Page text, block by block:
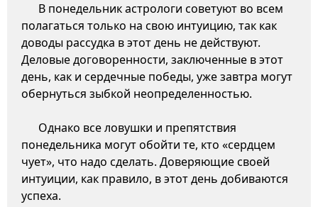
В понедельник астрологи советуют во всем
полагаться только на свою интуицию, так как
доводы рассудка в этот день не действуют.
Деловые договоренности, заключенные в этот
день, как и сердечные победы, уже завтра могут
обернуться зыбкой неопределенностью.
Однако все ловушки и препятствия
понедельника могут обойти те, кто «сердцем
чует», что надо сделать. Доверяющие своей
интуиции, как правило, в этот день добиваются
успеха.